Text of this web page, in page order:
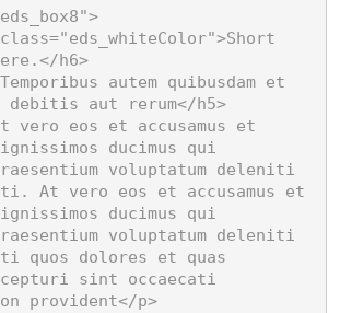
h6>
aut rerum</h5>
ducimus qui
voluptatum deleniti
At vero eos et accusamus et
ducimus qui
voluptatum deleniti
quos dolores et quas
sint occaecati
provident</p>